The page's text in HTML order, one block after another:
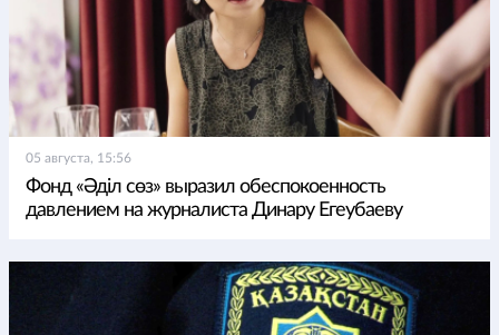
05 августа, 15:56
Фонд «Әділ сөз» выразил обеспокоенность
давлением на журналиста Динару Егеубаеву